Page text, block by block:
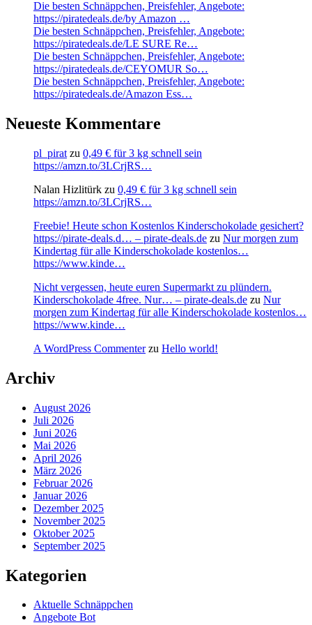
Die besten Schnäppchen, Preisfehler, Angebote:
https://piratedeals.de/by Amazon …
Die besten Schnäppchen, Preisfehler, Angebote:
https://piratedeals.de/LE SURE Re…
Die besten Schnäppchen, Preisfehler, Angebote:
https://piratedeals.de/CEYOMUR So…
Die besten Schnäppchen, Preisfehler, Angebote:
https://piratedeals.de/Amazon Ess…
Neueste Kommentare
pl_pirat zu 0,49 € für 3 kg schnell sein
https://amzn.to/3LCrjRS…
Nalan Hizlitürk zu 0,49 € für 3 kg schnell sein
https://amzn.to/3LCrjRS…
Freebie! Heute schon Kostenlos Kinderschokolade gesichert?
https://pirate-deals.d… – pirate-deals.de zu Nur morgen zum
Kindertag für alle Kinderschokolade kostenlos…
https://www.kinde…
Nicht vergessen, heute euren Supermarkt zu plündern.
Kinderschokolade 4free. Nur… – pirate-deals.de zu Nur
morgen zum Kindertag für alle Kinderschokolade kostenlos…
https://www.kinde…
A WordPress Commenterzu Hello world!
Archiv
August 2026
Juli 2026
Juni 2026
Mai 2026
April 2026
März 2026
Februar 2026
Januar 2026
Dezember 2025
November 2025
Oktober 2025
September 2025
Kategorien
Aktuelle Schnäppchen
Angebote Bot